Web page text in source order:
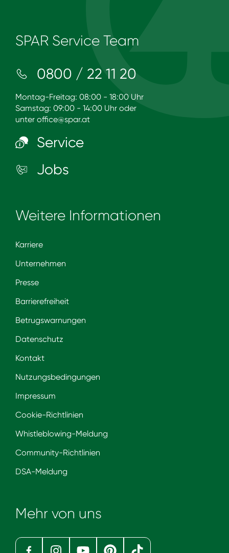
SPAR Service Team
0800 / 22 11 20
Montag-Freitag: 08:00 - 18:00 Uhr
Samstag: 09:00 - 14:00 Uhr oder
unter office@spar.at
Service
Jobs
Weitere Informationen
Karriere
Unternehmen
Presse
Barrierefreiheit
Betrugswarnungen
Datenschutz
Kontakt
Nutzungsbedingungen
Impressum
Cookie-Richtlinien
Whistleblowing-Meldung
Community-Richtlinien
DSA-Meldung
Mehr von uns